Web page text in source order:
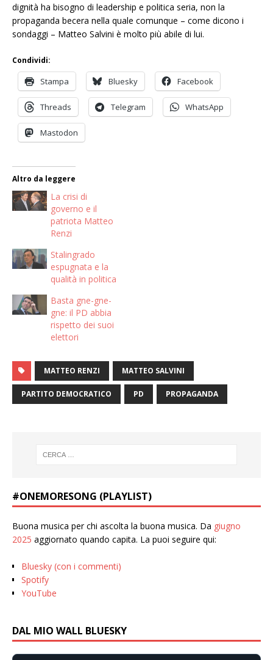
dignità ha bisogno di leadership e politica seria, non la
propaganda becera nella quale comunque – come dicono i
sondaggi – Matteo Salvini è molto più abile di lui.
Condividi:
Stampa Bluesky Facebook
Threads Telegram WhatsApp
Mastodon
Altro da leggere
La crisi di
governo e il
patriota Matteo
Renzi
Stalingrado
espugnata e la
qualità in politica
Basta gne-gne-
gne: il PD abbia
rispetto dei suoi
elettori
MATTEO RENZI MATTEO SALVINI
PARTITO DEMOCRATICO PD PROPAGANDA
#ONEMORESONG (PLAYLIST)
Buona musica per chi ascolta la buona musica. Da giugno
2025 aggiornato quando capita. La puoi seguire qui:
Bluesky (con i commenti)
Spotify
YouTube
DAL MIO WALL BLUESKY